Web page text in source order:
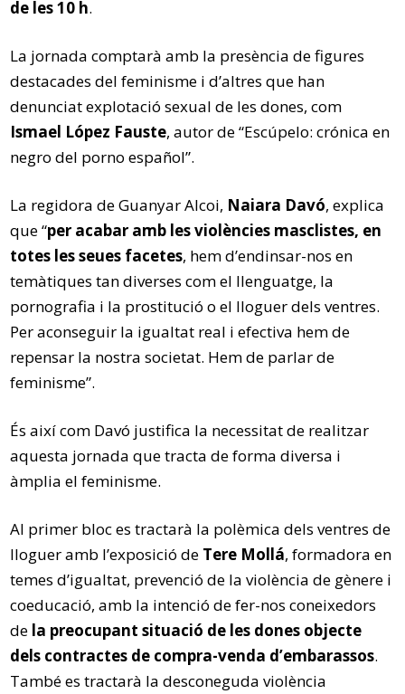
de les 10 h.
La jornada comptarà amb la presència de figures
destacades del feminisme i d’altres que han
denunciat explotació sexual de les dones, com
Ismael López Fauste, autor de “Escúpelo: crónica en
negro del porno español”.
La regidora de Guanyar Alcoi, Naiara Davó, explica
que “per acabar amb les violències masclistes, en
totes les seues facetes, hem d’endinsar-nos en
temàtiques tan diverses com el llenguatge, la
pornografia i la prostitució o el lloguer dels ventres.
Per aconseguir la igualtat real i efectiva hem de
repensar la nostra societat. Hem de parlar de
feminisme”.
És així com Davó justifica la necessitat de realitzar
aquesta jornada que tracta de forma diversa i
àmplia el feminisme.
Al primer bloc es tractarà la polèmica dels ventres de
lloguer amb l’exposició de Tere Mollá, formadora en
temes d’igualtat, prevenció de la violència de gènere i
coeducació, amb la intenció de fer-nos coneixedors
de la preocupant situació de les dones objecte
dels contractes de compra-venda d’embarassos.
També es tractarà la desconeguda violència